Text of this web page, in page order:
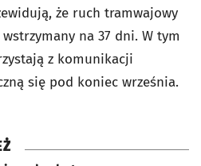
że ruch tramwajowy
na 37 dni. W tym
z komunikacji
się pod koniec września.